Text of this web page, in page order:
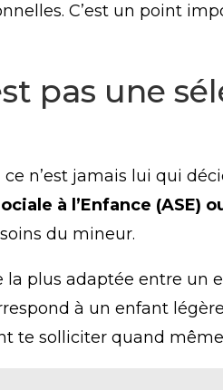
C’est un point
pas une
n’est jamais lui qui
à l’Enfance (ASE)
du mineur.
la plus adaptée entre un
à un enfant
te solliciter quand